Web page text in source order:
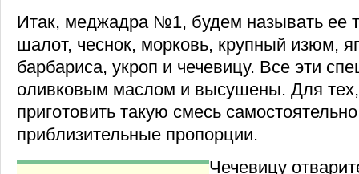
Итак, меджадра №1, будем называть ее
шалот, чеснок, морковь, крупный изюм,
барбариса, укроп и чечевицу. Все эти
оливковым маслом и высушены. Для тех,
приготовить такую смесь
приблизительные пропорции.
Чечевицу